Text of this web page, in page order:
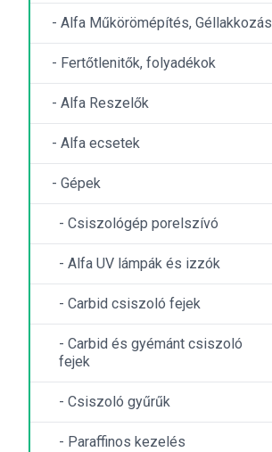
- Alfa Műkörömépítés, Géllakkozás
- Fertőtlenitők, folyadékok
- Alfa Reszelők
- Alfa ecsetek
- Gépek
- Csiszológép porelszívó
- Alfa UV lámpák és izzók
- Carbid csiszoló fejek
- Carbid és gyémánt csiszoló
fejek
- Csiszoló gyűrűk
- Paraffinos kezelés